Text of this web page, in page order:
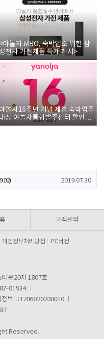
<야놀자 MRO, 숙박업소 위한 삼
성전자 가전제품 특가 개시>
야놀자16주년 기념 제휴 숙박업주
대상 야놀자통합발주센터 할인쿠
증정
2019.07.30
고객센터
개인정보처리방침 PC버전
타운20차 1807호
01934
정보: J1206020200010
Reserved.